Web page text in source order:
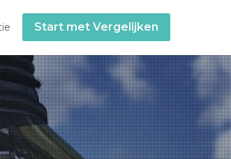
Start met Vergelijken